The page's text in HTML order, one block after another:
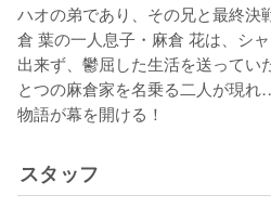
ハオの弟であり、その兄と最終決
倉 葉の一人息子・麻倉 花は、シ
出来ず、鬱屈した生活を送ってい
とつの麻倉家を名乗る二人が現
物語が幕を開ける！
スタッフ